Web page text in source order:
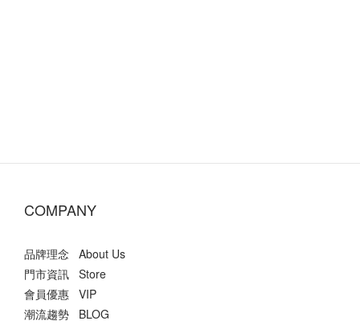
COMPANY
品牌理念 About Us
門市資訊 Store
會員優惠 VIP
潮流趨勢 BLOG